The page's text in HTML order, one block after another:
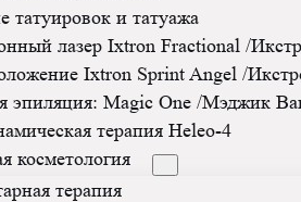
татуировок и татуажа
лазер Ixtron Fractional /
Ixtron Sprint Angel /
эпиляция: Magic One /Мэджик
терапия Heleo-4
косметология
терапия